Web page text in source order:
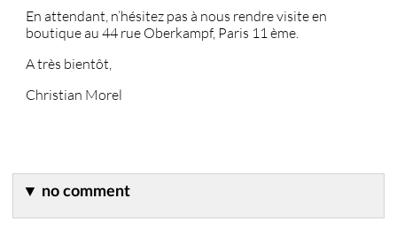
En attendant, n’hésitez pas à nous rendre visite en
boutique au 44 rue Oberkampf, Paris 11 ème.
A très bientôt,
Christian Morel
▼ no comment